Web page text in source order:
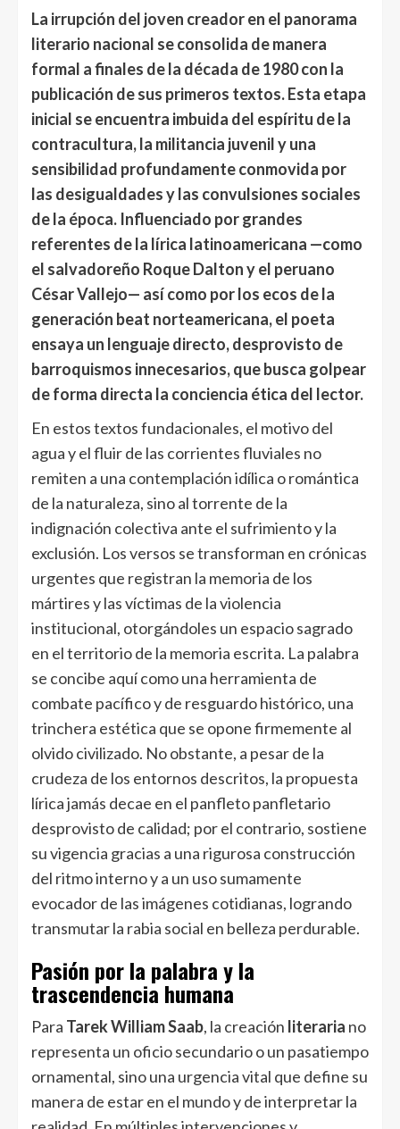
La irrupción del joven creador en el panorama
literario nacional se consolida de manera
formal a finales de la década de 1980 con la
publicación de sus primeros textos. Esta etapa
inicial se encuentra imbuida del espíritu de la
contracultura, la militancia juvenil y una
sensibilidad profundamente conmovida por
las desigualdades y las convulsiones sociales
de la época. Influenciado por grandes
referentes de la lírica latinoamericana —como
el salvadoreño Roque Dalton y el peruano
César Vallejo— así como por los ecos de la
generación beat norteamericana, el poeta
ensaya un lenguaje directo, desprovisto de
barroquismos innecesarios, que busca golpear
de forma directa la conciencia ética del lector.
En estos textos fundacionales, el motivo del
agua y el fluir de las corrientes fluviales no
remiten a una contemplación idílica o romántica
de la naturaleza, sino al torrente de la
indignación colectiva ante el sufrimiento y la
exclusión. Los versos se transforman en crónicas
urgentes que registran la memoria de los
mártires y las víctimas de la violencia
institucional, otorgándoles un espacio sagrado
en el territorio de la memoria escrita. La palabra
se concibe aquí como una herramienta de
combate pacífico y de resguardo histórico, una
trinchera estética que se opone firmemente al
olvido civilizado. No obstante, a pesar de la
crudeza de los entornos descritos, la propuesta
lírica jamás decae en el panfleto panfletario
desprovisto de calidad; por el contrario, sostiene
su vigencia gracias a una rigurosa construcción
del ritmo interno y a un uso sumamente
evocador de las imágenes cotidianas, logrando
transmutar la rabia social en belleza perdurable.
Pasión por la palabra y la
trascendencia humana
Para Tarek William Saab, la creación literaria no
representa un oficio secundario o un pasatiempo
ornamental, sino una urgencia vital que define su
manera de estar en el mundo y de interpretar la